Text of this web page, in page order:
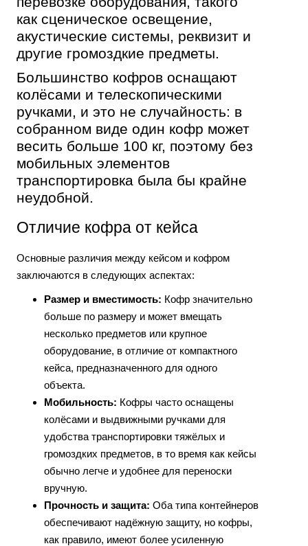
как сценическое освещение,
акустические системы, реквизит и
другие громоздкие предметы.
Большинство кофров оснащают
колёсами и телескопическими
ручками, и это не случайность: в
собранном виде один кофр может
весить больше 100 кг, поэтому без
мобильных элементов
транспортировка была бы крайне
неудобной.
Отличие кофра от кейса
Основные различия между кейсом и кофром
заключаются в следующих аспектах:
Размер и вместимость: Кофр значительно
больше по размеру и может вмещать
несколько предметов или крупное
оборудование, в отличие от компактного
кейса, предназначенного для одного
объекта.
Мобильность: Кофры часто оснащены
колёсами и выдвижными ручками для
удобства транспортировки тяжёлых и
громоздких предметов, в то время как кейсы
обычно легче и удобнее для переноски
вручную.
Прочность и защита: Оба типа контейнеров
обеспечивают надёжную защиту, но кофры,
как правило, имеют более усиленную